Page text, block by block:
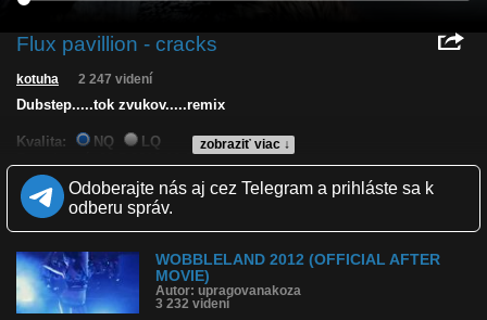
Flux pavillion - cracks
zobraziť viac ↓
kotuha 2 247 videní
Dubstep.....tok zvukov.....remix
Kvalita: NQ
LQ
Zverejnené: 28.5.2012 16:27
Páči sa: 75% (4 hlasov)
Obľúbené: 2
Komentárov: 3
Dľžka: 4:45
Tagy: flux pavillion, remix, dubstet
História sledovanosti videa:
Odoberajte nás aj cez Telegram a prihláste sa k
odberu správ.
WOBBLELAND 2012 (OFFICIAL AFTER
MOVIE)
Autor: upragovanakoza
3 232 videní